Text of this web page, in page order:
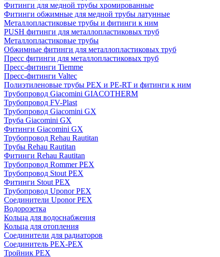
Фитинги для медной трубы хромированные
Фитинги обжимные для медной трубы латунные
Металлопластиковые трубы и фитинги к ним
PUSH фитинги для металлопластиковых труб
Металлопластиковые трубы
Обжимные фитинги для металлопластиковых труб
Пресс фитинги для металлопластиковых труб
Пресс-фитинги Tiemme
Пресс-фитинги Valtec
Полиэтиленовые трубы PEX и PE-RT и фитинги к ним
Трубопровод Giacomini GIACOTHERM
Трубопровод FV-Plast
Трубопровод Giacomini GX
Труба Giacomini GX
Фитинги Giacomini GX
Трубопровод Rehau Rautitan
Трубы Rehau Rautitan
Фитинги Rehau Rautitan
Трубопровод Rommer PEX
Трубопровод Stout PEX
Фитинги Stout PEX
Трубопровод Uponor PEX
Соединители Uponor PEX
Водорозетка
Кольца для водоснабжения
Кольца для отопления
Соединители для радиаторов
Соединитель PEX-PEX
Тройник PEX